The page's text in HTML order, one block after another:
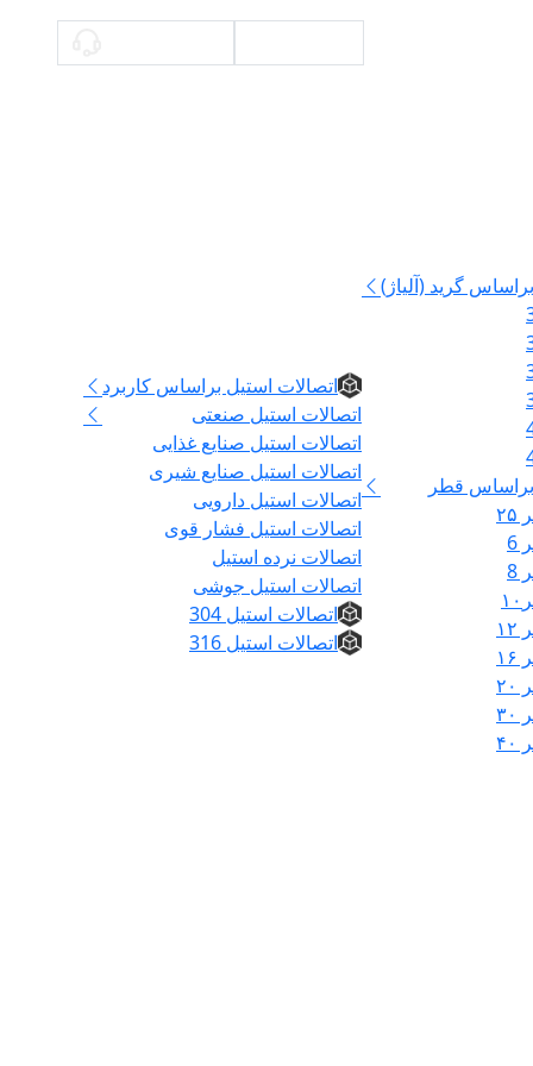
گرید (آلیاژ)
براساس قطر
اتصالات استیل براساس کاربرد
اتصالات استیل صنعتی
اتصالات استیل صنایع غذایی
اتصالات استیل صنایع شیری
اتصالات استیل دارویی
اتصالات استیل فشار قوی
اتصالات نرده استیل
اتصالات استیل جوشی
اتصالات استیل 304
اتصالات استیل 316